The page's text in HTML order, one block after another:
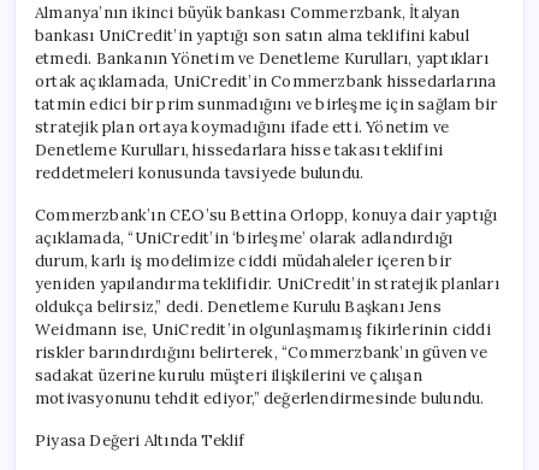
Reddetti:
Stratejik
Değerlendirme
için
Almanya’nın ikinci büyük bankası Commerzbank, İtalyan
bankası UniCredit’in yaptığı son satın alma teklifini kabul
etmedi. Bankanın Yönetim ve Denetleme Kurulları, yaptıkları
ortak açıklamada, UniCredit’in Commerzbank hissedarlarına
tatmin edici bir prim sunmadığını ve birleşme için sağlam bir
stratejik plan ortaya koymadığını ifade etti. Yönetim ve
Denetleme Kurulları, hissedarlara hisse takası teklifini
reddetmeleri konusunda tavsiyede bulundu.
Commerzbank’ın CEO’su Bettina Orlopp, konuya dair yaptığı
açıklamada, “UniCredit’in ‘birleşme’ olarak adlandırdığı
durum, karlı iş modelimize ciddi müdahaleler içeren bir
yeniden yapılandırma teklifidir. UniCredit’in stratejik planları
oldukça belirsiz,” dedi. Denetleme Kurulu Başkanı Jens
Weidmann ise, UniCredit’in olgunlaşmamış fikirlerinin ciddi
riskler barındırdığını belirterek, “Commerzbank’ın güven ve
sadakat üzerine kurulu müşteri ilişkilerini ve çalışan
motivasyonunu tehdit ediyor,” değerlendirmesinde bulundu.
Piyasa Değeri Altında Teklif